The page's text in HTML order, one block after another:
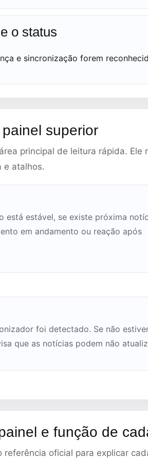
o status
e sincronização forem
superior
principal de leitura rápida.
e atalhos.
está estável, se existe próxima
em andamento ou reação após
foi detectado. Se não
que as notícias podem não
e função de
referência oficial para explicar